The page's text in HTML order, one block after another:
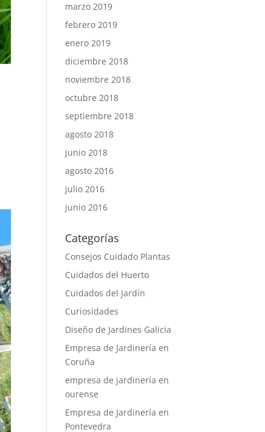
marzo 2019
febrero 2019
enero 2019
diciembre 2018
noviembre 2018
octubre 2018
septiembre 2018
agosto 2018
junio 2018
agosto 2016
julio 2016
junio 2016
Categorías
Consejos Cuidado Plantas
Cuidados del Huerto
Cuidados del Jardín
Curiosidades
Diseño de Jardines Galicia
Empresa de Jardinería en
Coruña
empresa de jardinería en
ourense
Empresa de Jardinería en
Pontevedra